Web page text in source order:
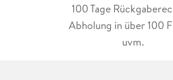
100 Tage
Abholung in über 100
uvm.